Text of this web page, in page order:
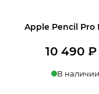
Apple Pencil Pro
10 490₽
В наличии